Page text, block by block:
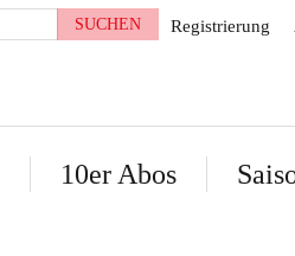
Registrierung
10er Abos